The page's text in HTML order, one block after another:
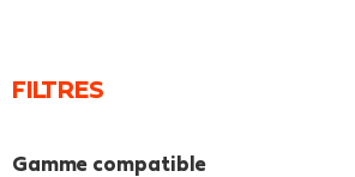
FILTRES
Gamme compatible